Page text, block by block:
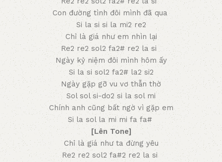
Con đường tình đôi mình đã qua
Si la si si la mi2 re2
Chỉ là giá như em nhìn lại
Re2 re2 sol2 fa2# re2 la si
Ngày kỷ niệm đôi mình hôm ấy
Si la si sol2 fa2# la2 si2
Ngày gặp gỡ vu vơ thẫn thờ
Sol sol si-do2 si la sol mi
Chính anh cũng bất ngờ vì gặp em
Si la sol la mi mi fa fa#
[Lên Tone]
Chỉ là giá như ta đừng yêu
Re2 re2 sol2 fa#2 re2 la si